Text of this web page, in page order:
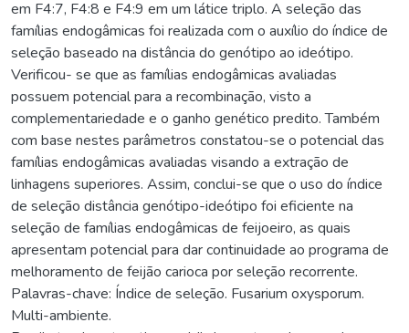
em F4:7, F4:8 e F4:9 em um látice triplo. A seleção das
famílias endogâmicas foi realizada com o auxílio do índice de
seleção baseado na distância do genótipo ao ideótipo.
Verificou- se que as famílias endogâmicas avaliadas
possuem potencial para a recombinação, visto a
complementariedade e o ganho genético predito. Também
com base nestes parâmetros constatou-se o potencial das
famílias endogâmicas avaliadas visando a extração de
linhagens superiores. Assim, conclui-se que o uso do índice
de seleção distância genótipo-ideótipo foi eficiente na
seleção de famílias endogâmicas de feijoeiro, as quais
apresentam potencial para dar continuidade ao programa de
melhoramento de feijão carioca por seleção recorrente.
Palavras-chave: Índice de seleção. Fusarium oxysporum.
Multi-ambiente.